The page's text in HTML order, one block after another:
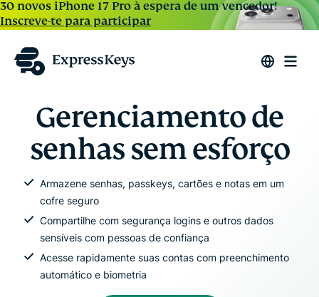
30 novos iPhone 17 Pro à espera de um vencedor!
Inscreve-te para participar
Gerenciamento de
senhas sem esforço
Armazene senhas, passkeys, cartões e notas em um
cofre seguro
Compartilhe com segurança logins e outros dados
sensíveis com pessoas de confiança
Acesse rapidamente suas contas com preenchimento
automático e biometria